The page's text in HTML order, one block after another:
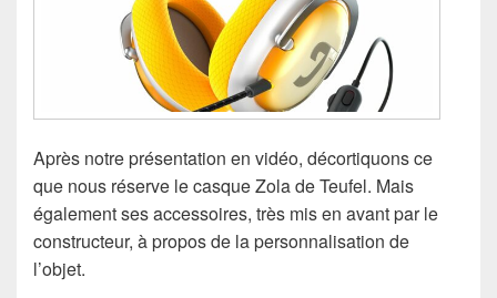
Après notre présentation en vidéo, décortiquons ce
que nous réserve le casque Zola de Teufel. Mais
également ses accessoires, très mis en avant par le
constructeur, à propos de la personnalisation de
l’objet.